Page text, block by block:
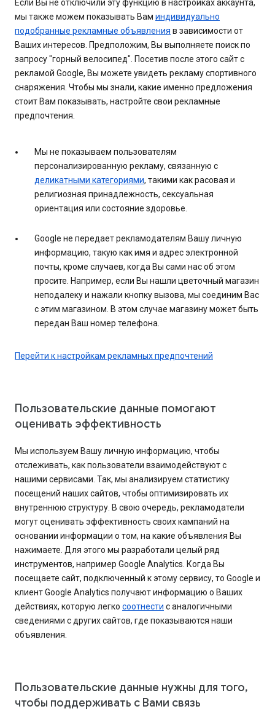
Если Вы не отключили эту функцию в настройках аккаунта,
мы также можем показывать Вам индивидуально
подобранные рекламные объявления в зависимости от
Ваших интересов. Предположим, Вы выполняете поиск по
запросу "горный велосипед". Посетив после этого сайт с
рекламой Google, Вы можете увидеть рекламу спортивного
снаряжения. Чтобы мы знали, какие именно предложения
стоит Вам показывать, настройте свои рекламные
предпочтения.
Мы не показываем пользователям
персонализированную рекламу, связанную с
деликатными категориями, такими как расовая и
религиозная принадлежность, сексуальная
ориентация или состояние здоровье.
Google не передает рекламодателям Вашу личную
информацию, такую как имя и адрес электронной
почты, кроме случаев, когда Вы сами нас об этом
просите. Например, если Вы нашли цветочный магазин
неподалеку и нажали кнопку вызова, мы соединим Вас
с этим магазином. В этом случае магазину может быть
передан Ваш номер телефона.
Перейти к настройкам рекламных предпочтений
Пользовательские данные помогают
оценивать эффективность
Мы используем Вашу личную информацию, чтобы
отслеживать, как пользователи взаимодействуют с
нашими сервисами. Так, мы анализируем статистику
посещений наших сайтов, чтобы оптимизировать их
внутреннюю структуру. В свою очередь, рекламодатели
могут оценивать эффективность своих кампаний на
основании информации о том, на какие объявления Вы
нажимаете. Для этого мы разработали целый ряд
инструментов, например Google Analytics. Когда Вы
посещаете сайт, подключенный к этому сервису, то Google и
клиент Google Analytics получают информацию о Ваших
действиях, которую легко соотнести с аналогичными
сведениями с других сайтов, где показываются наши
объявления.
Пользовательские данные нужны для того,
чтобы поддерживать с Вами связь